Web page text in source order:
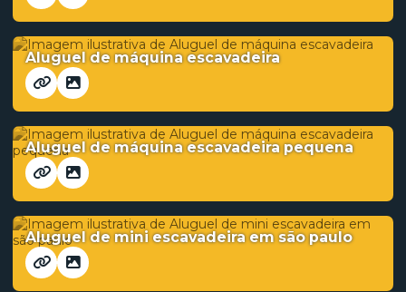
Aluguel de máquina escavadeira
Aluguel de máquina escavadeira pequena
Aluguel de mini escavadeira em são paulo